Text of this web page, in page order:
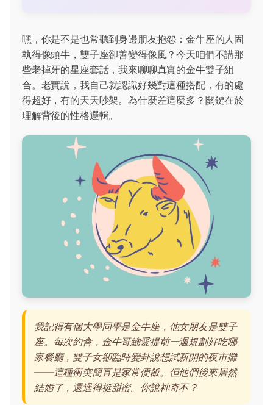
嘿，你是不是也常聽到身邊朋友抱怨：金牛座的人固
執得像頭牛，雙子座卻善變得像風？今天咱們不講那
些老掉牙的星座套話，我來聊聊真實的金牛雙子組
合。老實說，我自己就認識好幾對這種搭配，有的處
得超好，有的天天吵架。為什麼差這麼多？關鍵在於
理解背後的性格邏輯。
我記得有個大學同學是金牛座，他女朋友是雙子
座。每次約會，金牛哥總愛提前一週規劃好吃哪
家餐廳，雙子女卻臨時變卦說想試新開的夜市攤
——這種衝突簡直是家常便飯。但他們後來居然
結婚了，還過得挺甜蜜。你說神奇不？